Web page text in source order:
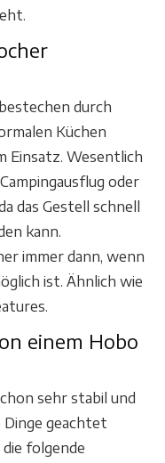
durch
Küchen
Einsatz. Wesentlich
oder
das Gestell schnell
kann.
immer dann, wenn
ist. Ähnlich wie
einem Hobo
sehr stabil und
Dinge geachtet
folgende